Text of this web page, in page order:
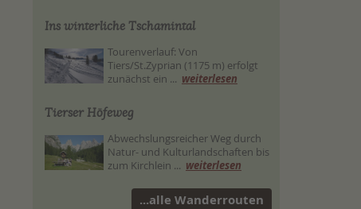
Ins winterliche Tschamintal
Tourenverlauf: Von
Tiers/St.Zyprian (1175 m) erfolgt
zunächst ein ... weiterlesen
Tierser Höfeweg
Abwechslungsreicher Weg durch
Natur- und Kulturlandschaften bis
zum Kirchlein ... weiterlesen
...alle Wanderrouten